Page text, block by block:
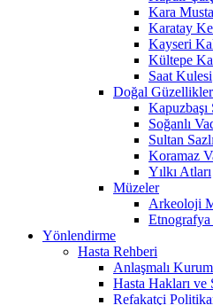
Kara
Karatay
Kayseri
Kültepe
Saat Kulesi
Doğal Güzellikler
Kapuzbaşı
Soğanlı
Sultan
Koramaz
Yılkı Atları
Müzeler
Arkeoloji
Yönlendirme
Hasta Rehberi
Anlaşmalı
Hasta Hakları ve
Refakatçi